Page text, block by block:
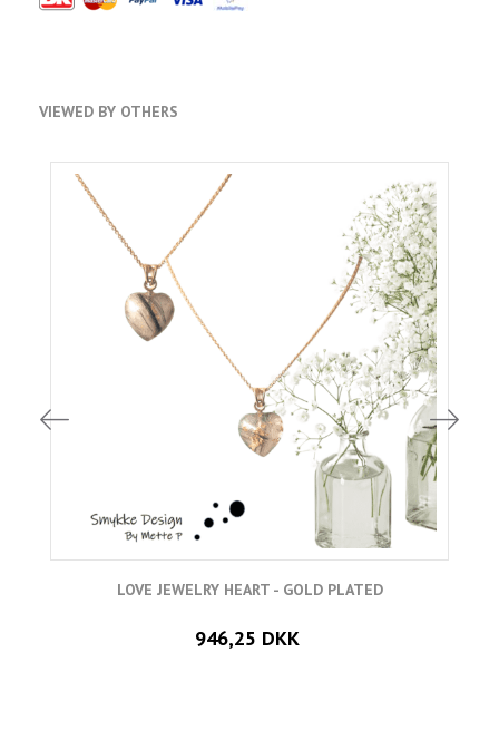
VIEWED BY OTHERS
LOVE JEWELRY HEART - GOLD PLATED
946,25 DKK